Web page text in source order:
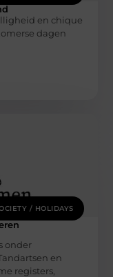
en chique
dagen
/ HOLIDAYS
onder
en
registers,